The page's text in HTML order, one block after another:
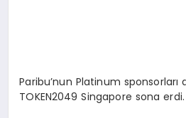
Paribu’nun Platinum sponsorları
TOKEN2049 Singapore sona erdi.